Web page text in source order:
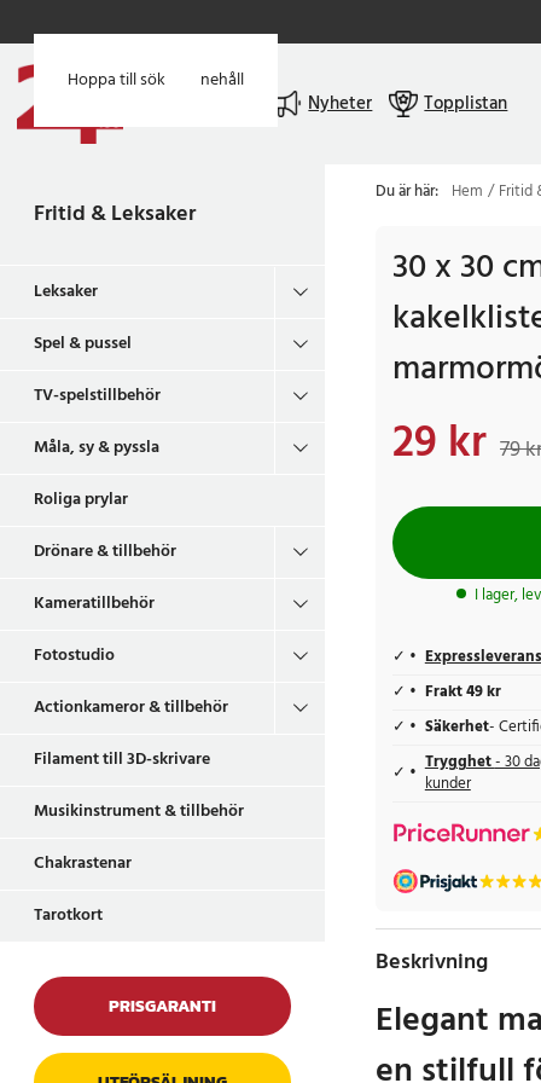
Hoppa till huvudinnehåll
Hoppa till sök
Nyheter Topplistan
Fritid & Leksaker
Leksaker
Spel & pussel
TV-spelstillbehör
Måla, sy & pyssla
Roliga prylar
Drönare & tillbehör
Kameratillbehör
Fotostudio
Actionkameror & tillbehör
Filament till 3D-skrivare
Musikinstrument & tillbehör
Chakrastenar
Tarotkort
PRISGARANTI
Du är här: Hem Fritid
30 x 30
Nuvarande pris
29 kr 79
I lager,
Expressleverans
Frakt 49 kr
Säkerhet-
Trygghet- 30
kunder
Beskrivning
Elegant
en stilfull